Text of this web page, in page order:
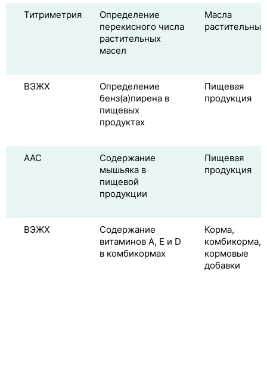
Титриметрия
Определение
перекисного числа
растительных
масел
Масла
растительные
ВЭЖХ
Определение
бенз(а)пирена в
пищевых
продуктах
Пищевая
продукция
ААС
Содержание
мышьяка в
пищевой
продукции
Пищевая
продукция
ВЭЖХ
Содержание
витаминов A, E и D
в комбикормах
Корма,
комбикорма,
кормовые
добавки